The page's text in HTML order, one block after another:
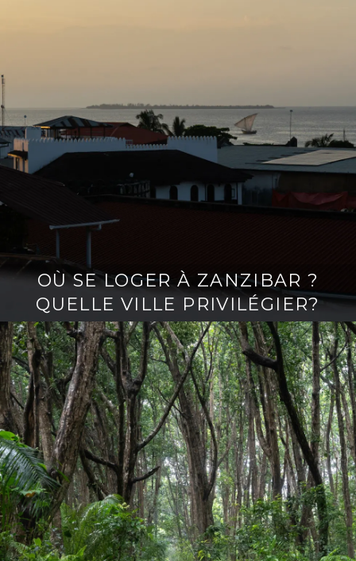
OÙ SE LOGER À ZANZIBAR ?
QUELLE VILLE PRIVILÉGIER?